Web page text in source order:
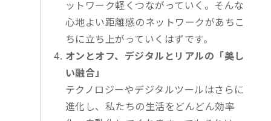
ットワーク軽くつながっていく。そんな
心地よい距離感のネットワークがあちこ
ちに立ち上がっていくはずです。
オンとオフ、デジタルとリアルの「美し
い融合」
テクノロジーやデジタルツールはさらに
進化し、私たちの生活をどんどん効率